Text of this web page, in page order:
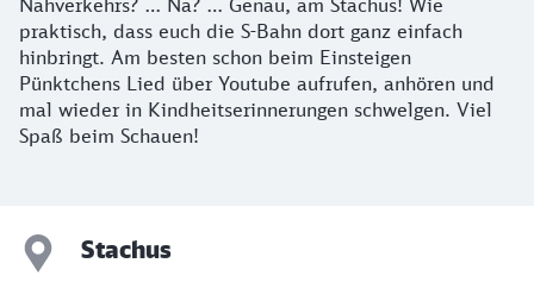
Nahverkehrs? … Na? … Genau, am Stachus! Wie
praktisch, dass euch die S-Bahn dort ganz einfach
hinbringt. Am besten schon beim Einsteigen
Pünktchens Lied über Youtube aufrufen, anhören und
mal wieder in Kindheitserinnerungen schwelgen. Viel
Spaß beim Schauen!
Stachus